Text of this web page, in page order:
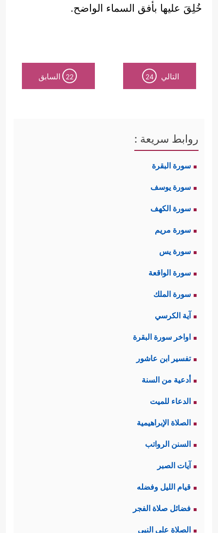
خُلِقَ عليها بأفق السماء الواضح.
التالي 24
22 السابق
روابط سريعة :
سورة البقرة
سورة يوسف
سورة الكهف
سورة مريم
سورة يس
سورة الواقعة
سورة الملك
آية الكرسي
اواخر سورة البقرة
تفسير ابن عاشور
أدعية من السنة
الدعاء للميت
الصلاة الإبراهيمية
السنن الرواتب
آيات الصبر
قيام الليل وفضله
فضائل صلاة الفجر
الصلاة على النبي